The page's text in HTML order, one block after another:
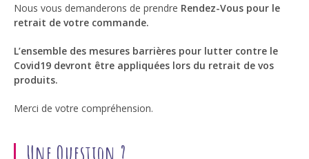
Nous vous demanderons de prendre Rendez-Vous pour le
retrait de votre commande.
L’ensemble des mesures barrières pour lutter contre le
Covid19 devront être appliquées lors du retrait de vos
produits.
Merci de votre compréhension.
Une Question ?